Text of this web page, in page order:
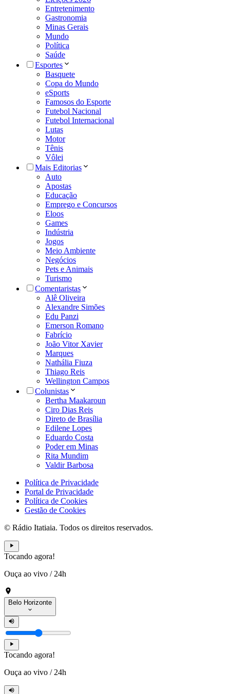
Entretenimento
Gastronomia
Minas Gerais
Mundo
Política
Saúde
Esportes
Basquete
Copa do Mundo
eSports
Famosos do Esporte
Futebol Nacional
Futebol Internacional
Lutas
Motor
Tênis
Vôlei
Mais Editorias
Auto
Apostas
Educação
Emprego e Concursos
Eloos
Games
Indústria
Jogos
Meio Ambiente
Negócios
Pets e Animais
Turismo
Comentaristas
Alê Oliveira
Alexandre Simões
Edu Panzi
Emerson Romano
Fabrício
João Vitor Xavier
Marques
Nathália Fiuza
Thiago Reis
Wellington Campos
Colunistas
Bertha Maakaroun
Ciro Dias Reis
Direto de Brasília
Edilene Lopes
Eduardo Costa
Poder em Minas
Rita Mundim
Valdir Barbosa
Política de Privacidade
Portal de Privacidade
Política de Cookies
Gestão de Cookies
© Rádio Itatiaia. Todos os direitos reservados.
Tocando agora!
Ouça ao vivo / 24h
Belo Horizonte
Tocando agora!
Ouça ao vivo / 24h